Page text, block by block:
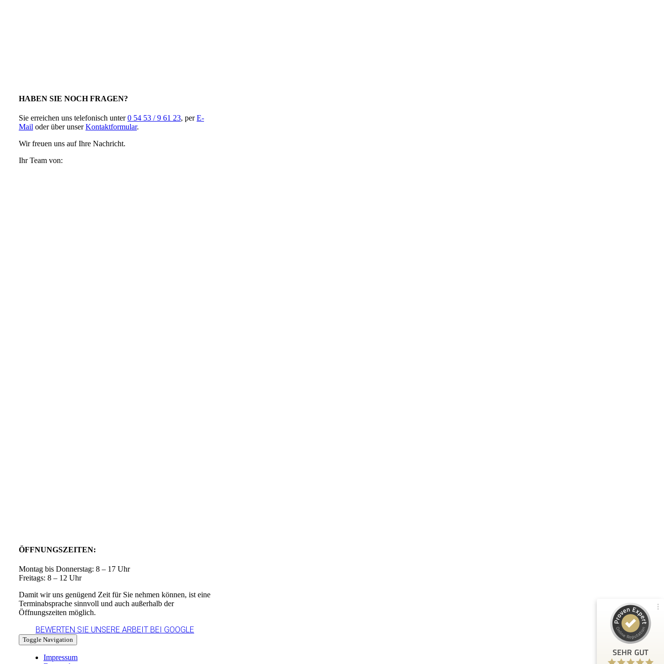
HABEN SIE NOCH FRAGEN?
Sie erreichen uns telefonisch unter0 54 53 / 9 61 23, perE-
Mail oder über unserKontaktformular.
Wir freuen uns auf Ihre Nachricht.
Ihr Team von:
ÖFFNUNGSZEITEN:
Montag bis Donnerstag: 8 – 17 Uhr
Freitags: 8 – 12 Uhr
Damit wir uns genügend Zeit für Sie nehmen können, ist eine
Terminabsprache sinnvoll und auch außerhalb der
Öffnungszeiten möglich.
BEWERTEN SIE UNSERE ARBEIT BEI GOOGLE
Toggle Navigation
Impressum
SEHR GUT
Blick aufs ProvenExpert-Profil werfen
Anonym
Bei uns ging es nicht um den Bau einer